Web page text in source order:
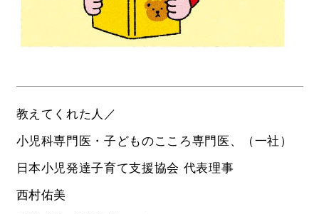
教えてくれた人／
小児科専門医・子どものこころ専門医、（一社）
日本小児発達子育て支援協会 代表理事
西村佑美